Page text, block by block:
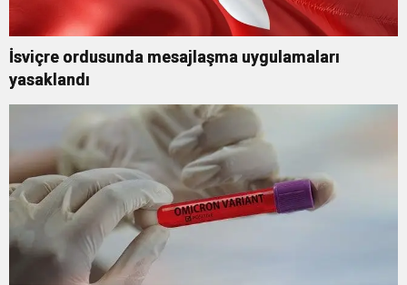
İsviçre ordusunda mesajlaşma uygulamaları
yasaklandı